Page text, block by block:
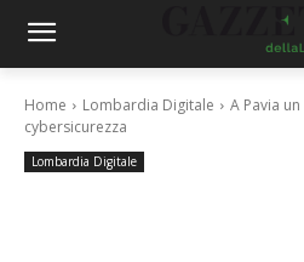
Home Lombardia Digitale
A Pavia
cybersicurezza
Lombardia Digitale